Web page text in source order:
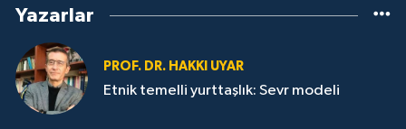
Yazarlar
PROF. DR. HAKKI UYAR
Etnik temelli yurttaşlık: Sevr modeli